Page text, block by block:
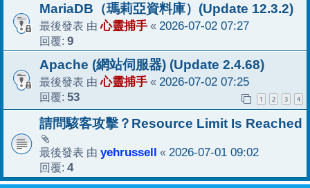
MariaDB（瑪莉亞資料庫）(Update 12.3.2)
最後發表 由心靈捕手 « 2026-07-02 07:27
回覆: 9
Apache (網站伺服器) (Update 2.4.68)
最後發表 由心靈捕手 « 2026-07-02 07:25
回覆: 53 1 2 3 4
請問駭客攻擊？Resource Limit Is Reached
最後發表 由 yehrussell « 2026-07-01 09:02
回覆: 4